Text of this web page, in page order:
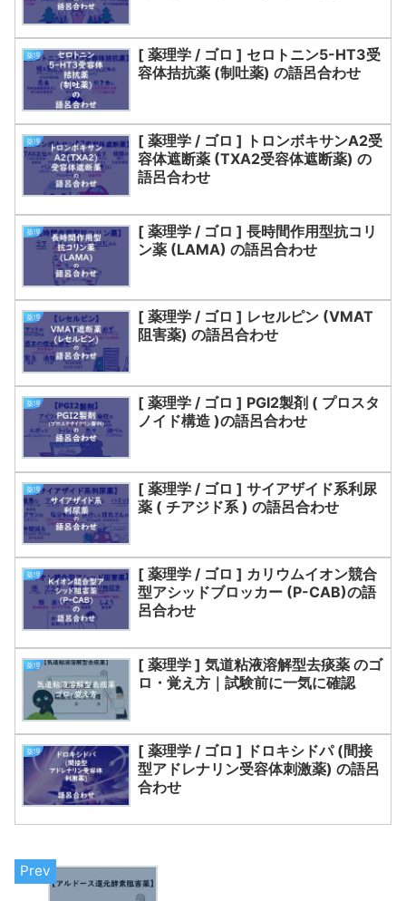
薬理
[ 薬理学 / ゴロ ] セロトニン5-HT3受
容体拮抗薬 (制吐薬) の語呂合わせ
薬理
[ 薬理学 / ゴロ ] トロンボキサンA2受
容体遮断薬 (TXA2受容体遮断薬) の
語呂合わせ
薬理
[ 薬理学 / ゴロ ] 長時間作用型抗コリ
ン薬 (LAMA) の語呂合わせ
薬理
[ 薬理学 / ゴロ ] レセルピン (VMAT
阻害薬) の語呂合わせ
薬理
[ 薬理学 / ゴロ ] PGI2製剤 ( プロスタ
ノイド構造 )の語呂合わせ
薬理
[ 薬理学 / ゴロ ] サイアザイド系利尿
薬 ( チアジド系 ) の語呂合わせ
薬理
[ 薬理学 / ゴロ ] カリウムイオン競合
型アシッドブロッカー (P-CAB)の語
呂合わせ
薬理
[ 薬理学 ] 気道粘液溶解型去痰薬 のゴ
ロ・覚え方｜試験前に一気に確認
薬理
[ 薬理学 / ゴロ ] ドロキシドパ (間接
型アドレナリン受容体刺激薬) の語呂
合わせ